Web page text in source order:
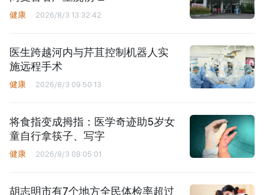
健康 2026/8/3 13:32:42
医生跨越河内与芹苴控制机器人实
施远程手术
健康 2026/8/3 09:50:13
将食指变成拇指：医学奇迹助5岁女
童自行拿筷子、写字
健康 2026/8/3 08:05:01
胡志明市有7个地方全民体检率超过